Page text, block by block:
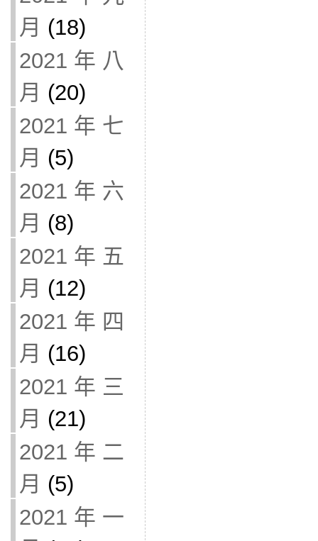
月 (18)
2021 年 八
月 (20)
2021 年 七
月 (5)
2021 年 六
月 (8)
2021 年 五
月 (12)
2021 年 四
月 (16)
2021 年 三
月 (21)
2021 年 二
月 (5)
2021 年 一